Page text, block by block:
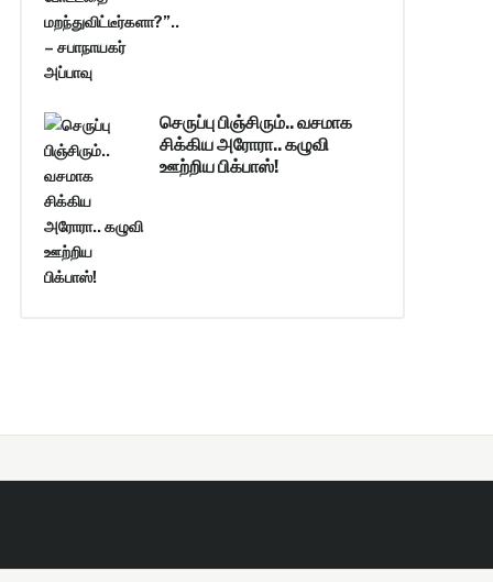
செருப்பு பிஞ்சிரும்.. வசமாக
சிக்கிய அரோரா.. கழுவி
ஊற்றிய பிக்பாஸ்!